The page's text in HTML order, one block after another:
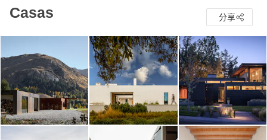
Casas 分享